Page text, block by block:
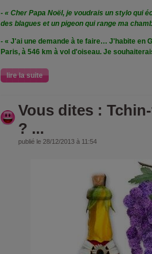
- « Cher Papa Noël, je voudrais un stylo qui
des blagues et un pigeon qui range ma
- « J'ai une demande à te faire… J'habite en
Paris, à 546 km à vol d'oiseau. Je
lire la suite
Vous dites :
? ...
publié le 28/12/2013 à 11:54